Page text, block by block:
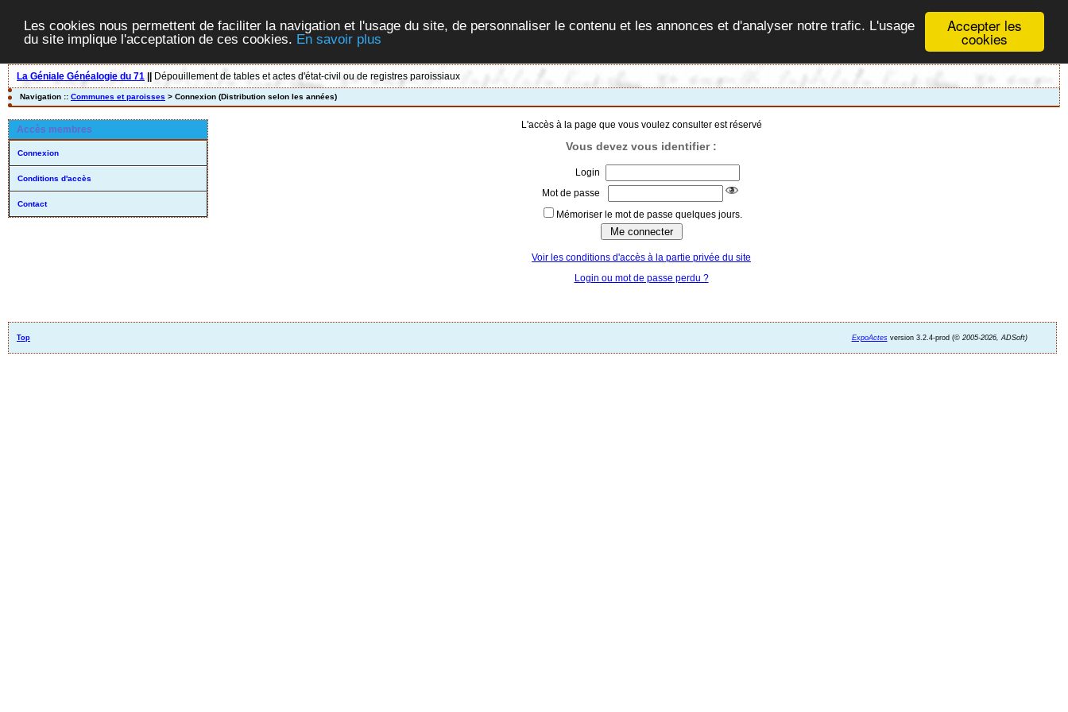
Accepter les
cookies
Les cookies nous permettent de faciliter la navigation et l'usage du site, de personnaliser le contenu et les annonces et d'analyser notre trafic. L'usage
du site implique l'acceptation de ces cookies. En savoir plus
La Géniale Généalogie du 71 Dépouillement de tables et actes d'état-civil ou de registres paroissiaux
Navigation :: Communes et paroisses > Connexion (Distribution selon les années)
Accès membres
Connexion
Conditions d'accès
Contact
L'accès à la page que vous voulez consulter est réservé
Vous devez vous identifier :
Login
Mot de passe
Mémoriser le mot de passe quelques jours.
Voir les conditions d'accès à la partie privée du site
Login ou mot de passe perdu ?
Top ExpoActesversion 3.2.4-prod (©2005-2026, ADSoft)